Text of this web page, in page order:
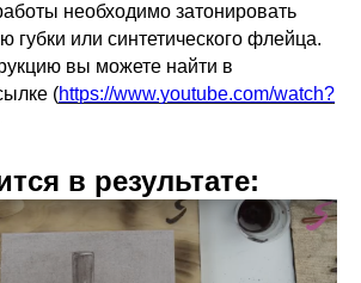
необходимо затонировать
губки или синтетического флейца.
вы можете найти в
(https://www.youtube.com/watch?
в результате: